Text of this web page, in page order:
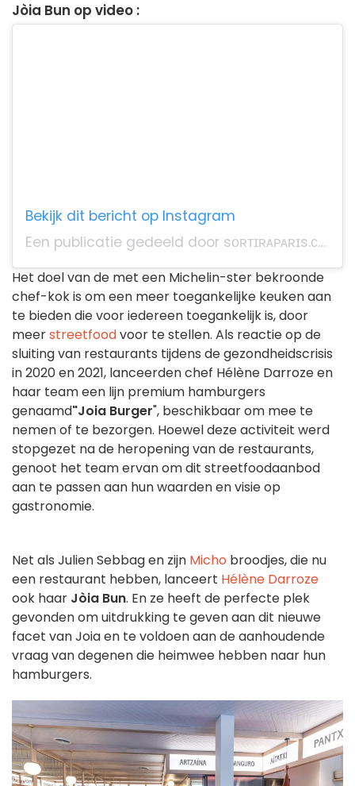
Jòia Bun op video :
Bekijk dit bericht op Instagram
Een publicatie gedeeld door sᴏʀᴛɪʀᴀᴘᴀʀɪs.ᴄᴏᴍ (@sortiraparis.officiel)
Het doel van de met een Michelin-ster bekroonde
chef-kok is om een meer toegankelijke keuken aan
te bieden die voor iedereen toegankelijk is, door
meerstreetfoodvoor te stellen. Als reactie op de
sluiting van restaurants tijdens de gezondheidscrisis
in 2020 en 2021, lanceerden chef Hélène Darroze en
haar team een lijn premium hamburgers
genaamd"Joia Burger", beschikbaar om mee te
nemen of te bezorgen. Hoewel deze activiteit werd
stopgezet na de heropening van de restaurants,
genoot het team ervan om dit streetfoodaanbod
aan te passen aan hun waarden en visie op
gastronomie.
Net als Julien Sebbag en zijn Micho broodjes, die nu
een restaurant hebben, lanceert Hélène Darroze
ook haar Jòia Bun. En ze heeft de perfecte plek
gevonden om uitdrukking te geven aan dit nieuwe
facet van Joia en te voldoen aan de aanhoudende
vraag van degenen die heimwee hebben naar hun
hamburgers.